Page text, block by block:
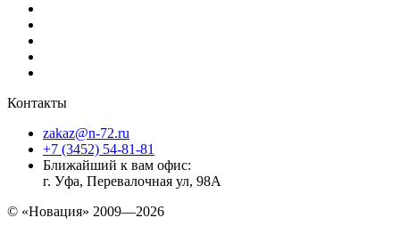
Контакты
zakaz@n-72.ru
+7 (3452) 54-81-81
Ближайший к вам офис:
г. Уфа, Перевалочная ул, 98А
© «Новация» 2009—2026